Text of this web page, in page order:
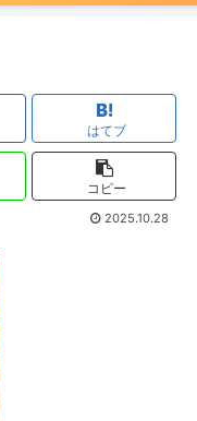
はてブ
コピー
2025.10.28